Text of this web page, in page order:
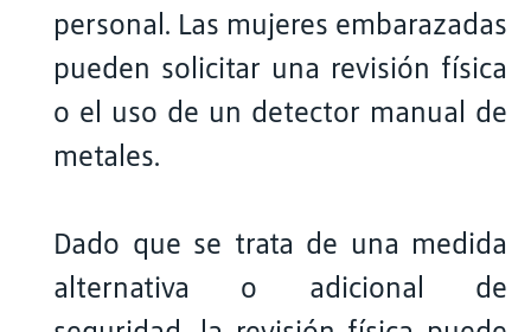
personal. Las mujeres embarazadas
pueden solicitar una revisión física
o el uso de un detector manual de
metales.
Dado que se trata de una medida
alternativa o adicional de